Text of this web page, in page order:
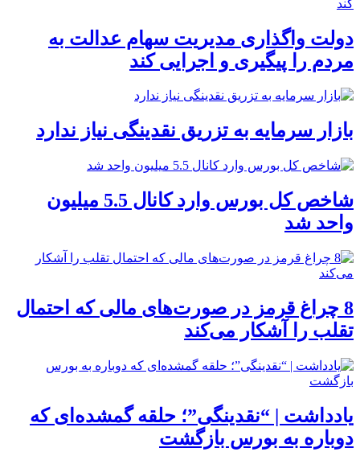
دولت واگذاری مدیریت سهام عدالت به
مردم را پیگیری و اجرایی کند
بازار سرمایه به تزریق نقدینگی نیاز ندارد
شاخص کل بورس وارد کانال 5.5 میلیون
واحد شد
8 چراغ قرمز در صورت‌های مالی که احتمال
تقلب را آشکار می‌کند
یادداشت | “نقدینگی”؛ حلقه گمشده‌ای که
دوباره به بورس بازگشت